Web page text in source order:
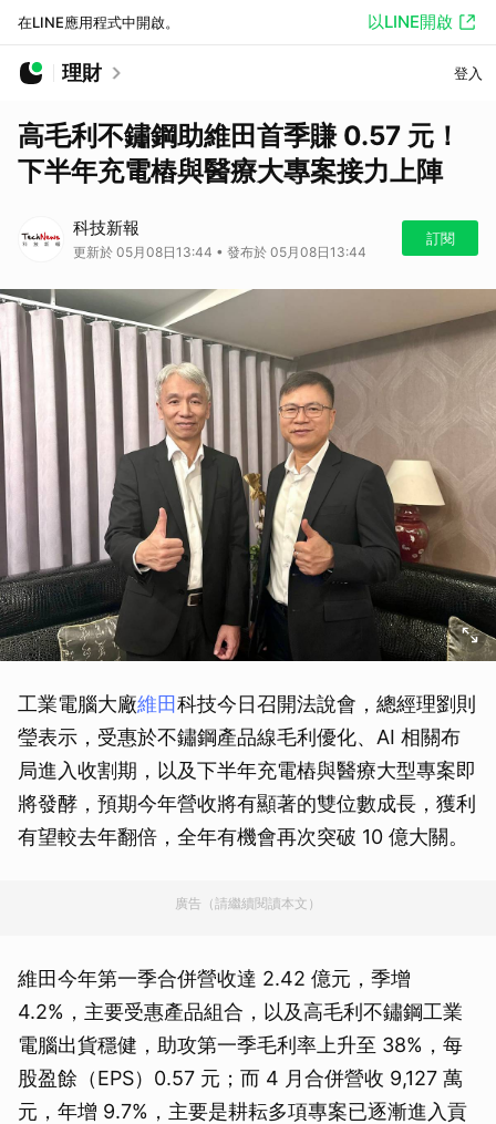
在LINE應用程式中開啟。 以LINE開啟
理財 登入
高毛利不鏽鋼助維田首季賺 0.57 元！
下半年充電樁與醫療大專案接力上陣
科技新報
更新於 05月08日13:44 • 發布於 05月08日13:44
訂閱
工業電腦大廠維田科技今日召開法說會，總經理劉則
瑩表示，受惠於不鏽鋼產品線毛利優化、AI 相關布
局進入收割期，以及下半年充電樁與醫療大型專案即
將發酵，預期今年營收將有顯著的雙位數成長，獲利
有望較去年翻倍，全年有機會再次突破 10 億大關。
廣告（請繼續閱讀本文）
維田今年第一季合併營收達 2.42 億元，季增
4.2%，主要受惠產品組合，以及高毛利不鏽鋼工業
電腦出貨穩健，助攻第一季毛利率上升至 38%，每
股盈餘（EPS）0.57 元；而 4 月合併營收 9,127 萬
元，年增 9.7%，主要是耕耘多項專案已逐漸進入貢